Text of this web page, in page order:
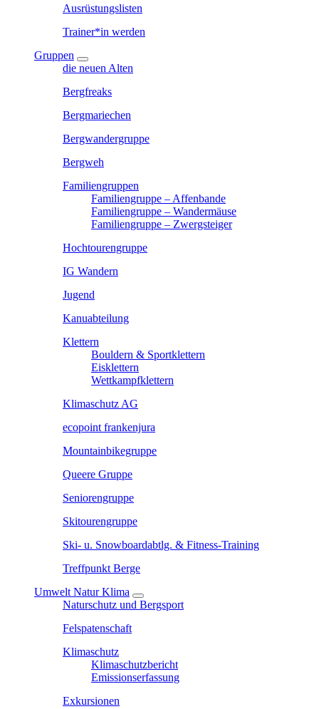
Ausrüstungslisten
Trainer*in werden
Gruppen
die neuen Alten
Bergfreaks
Bergmariechen
Bergwandergruppe
Bergweh
Familiengruppen
Familiengruppe – Affenbande
Familiengruppe – Wandermäuse
Familiengruppe – Zwergsteiger
Hochtourengruppe
IG Wandern
Jugend
Kanuabteilung
Klettern
Bouldern & Sportklettern
Eisklettern
Wettkampfklettern
Klimaschutz AG
ecopoint frankenjura
Mountainbikegruppe
Queere Gruppe
Seniorengruppe
Skitourengruppe
Ski- u. Snowboardabtlg. & Fitness-Training
Treffpunkt Berge
Umwelt Natur Klima
Naturschutz und Bergsport
Felspatenschaft
Klimaschutz
Klimaschutzbericht
Emissionserfassung
Exkursionen